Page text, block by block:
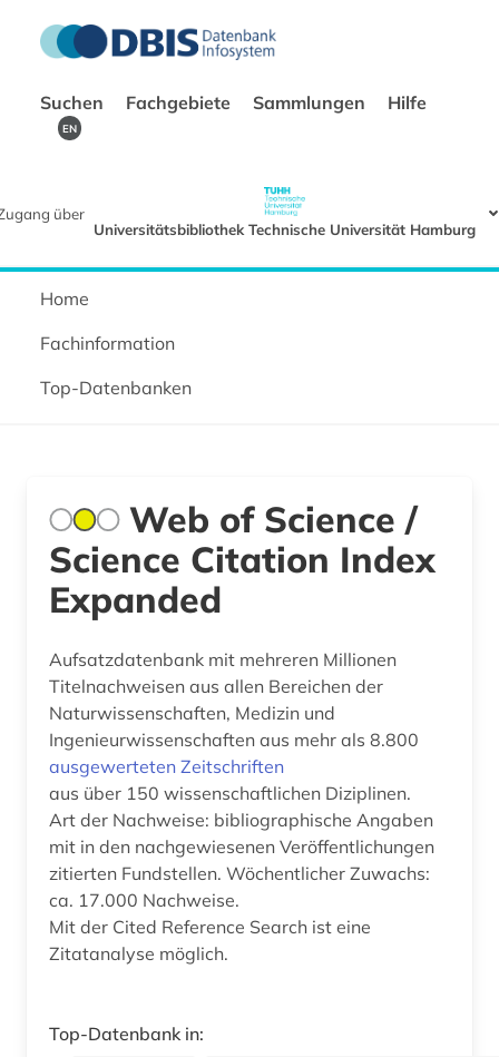
Suchen Fachgebiete Sammlungen Hilfe
EN
über
Universitätsbibliothek Technische Universität Hamburg
Home
Fachinformation
Top-Datenbanken
Web of Science /
Science Citation Index
Expanded
Aufsatzdatenbank mit mehreren Millionen
Titelnachweisen aus allen Bereichen der
Naturwissenschaften, Medizin und
Ingenieurwissenschaften aus mehr als 8.800
ausgewerteten Zeitschriften
aus über 150 wissenschaftlichen Diziplinen.
Art der Nachweise: bibliographische Angaben
mit in den nachgewiesenen Veröffentlichungen
zitierten Fundstellen. Wöchentlicher Zuwachs:
ca. 17.000 Nachweise.
Mit der Cited Reference Search ist eine
Zitatanalyse möglich.
Top-Datenbank in: